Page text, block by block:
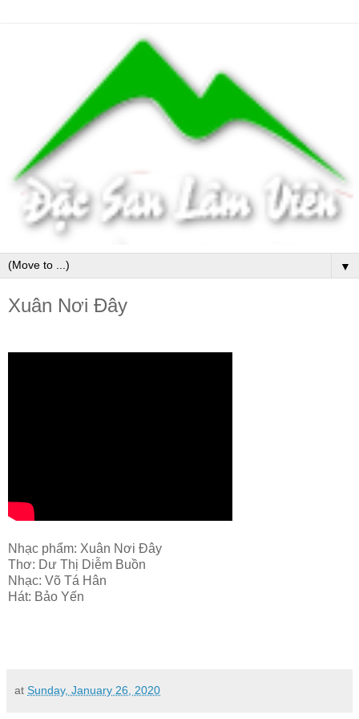
▼
Xuân Nơi Đây
Nhạc phẩm: Xuân Nơi Đây
Thơ: Dư Thị Diễm Buồn
Nhạc: Võ Tá Hân
Hát: Bảo Yến
at Sunday, January 26, 2020